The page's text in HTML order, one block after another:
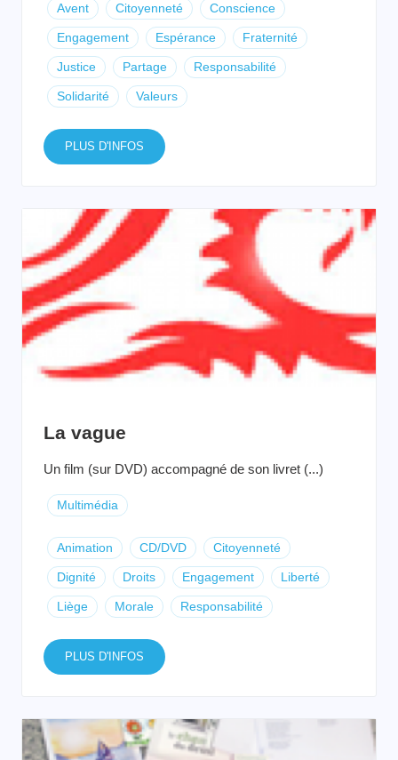
Avent Citoyenneté Conscience
Engagement Espérance Fraternité
Justice Partage Responsabilité
Solidarité Valeurs
PLUS D'INFOS
La vague
Un film (sur DVD) accompagné de son livret (...)
Multimédia
Animation CD/DVD Citoyenneté
Dignité Droits Engagement Liberté
Liège Morale Responsabilité
PLUS D'INFOS